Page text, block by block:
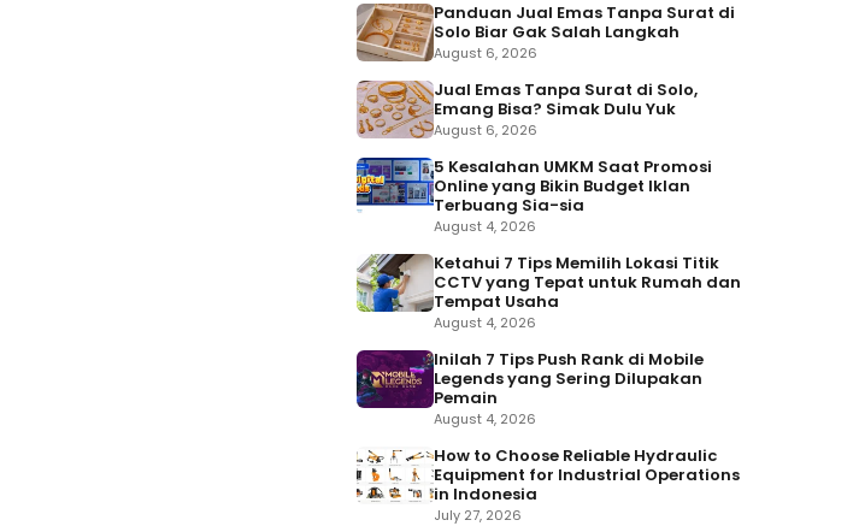
Panduan Jual Emas Tanpa Surat di
Solo Biar Gak Salah Langkah
August 6, 2026
Jual Emas Tanpa Surat di Solo,
Emang Bisa? Simak Dulu Yuk
August 6, 2026
5 Kesalahan UMKM Saat Promosi
Online yang Bikin Budget Iklan
Terbuang Sia-sia
August 4, 2026
Ketahui 7 Tips Memilih Lokasi Titik
CCTV yang Tepat untuk Rumah dan
Tempat Usaha
August 4, 2026
Inilah 7 Tips Push Rank di Mobile
Legends yang Sering Dilupakan
Pemain
August 4, 2026
How to Choose Reliable Hydraulic
Equipment for Industrial Operations
in Indonesia
July 27, 2026